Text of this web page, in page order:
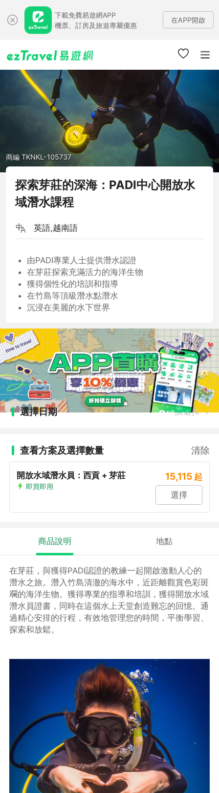
下載免費易遊網APP
機票、訂房及旅遊專屬優惠
在APP開啟
商編 TKNKL-105737
探索芽莊的深海：PADI中心開放水
域潛水課程
英語,越南語
由PADI專業人士提供潛水認證
在芽莊探索充滿活力的海洋生物
獲得個性化的培訓和指導
在竹島等頂級潛水點潛水
沉浸在美麗的水下世界
選擇日期 請選擇
查看方案及選擇數量 清除
開放水域潛水員：西貢 + 芽莊
即買即用
15,115 起
選擇
商品說明 地點
在芽莊，與獲得PADI認證的教練一起開啟激動人心的
潛水之旅。潛入竹島清澈的海水中，近距離觀賞色彩斑
斕的海洋生物。獲得專業的指導和培訓，獲得開放水域
潛水員證書，同時在這個水上天堂創造難忘的回憶。通
過精心安排的行程，有效地管理您的時間，平衡學習、
探索和放鬆。